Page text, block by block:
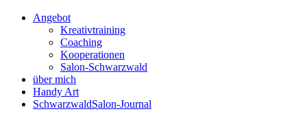
Angebot
Kreativtraining
Coaching
Kooperationen
Salon-Schwarzwald
über mich
Handy Art
SchwarzwaldSalon-Journal